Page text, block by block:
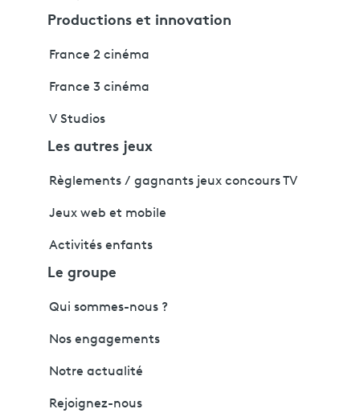
Productions et innovation
France 2 cinéma
France 3 cinéma
V Studios
Les autres jeux
Règlements / gagnants jeux concours TV
Jeux web et mobile
Activités enfants
Le groupe
Qui sommes-nous ?
Nos engagements
Notre actualité
Rejoignez-nous